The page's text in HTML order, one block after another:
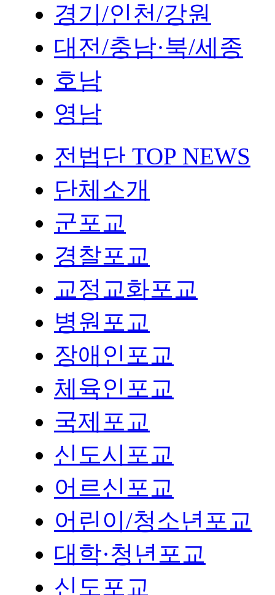
경기/인천/강원
대전/충남·북/세종
호남
영남
전법단 TOP NEWS
단체소개
군포교
경찰포교
교정교화포교
병원포교
장애인포교
체육인포교
국제포교
신도시포교
어르신포교
어린이/청소년포교
대학·청년포교
신도포교